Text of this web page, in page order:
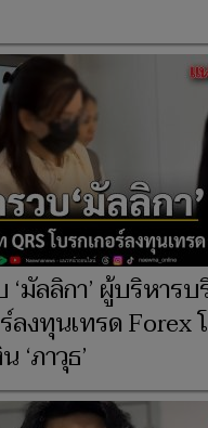
‘มัลลิกา’ ผู้บริหาร
ลงทุนเทรด Forex
‘ภาวุธ’